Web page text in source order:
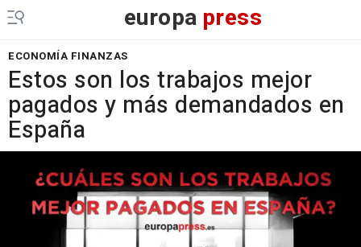
europa press
ECONOMÍA FINANZAS
Estos son los trabajos mejor
pagados y más demandados en
España